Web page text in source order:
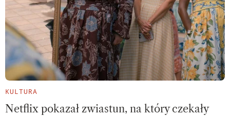
KULTURA
Netflix pokazał zwiastun, na który czekały